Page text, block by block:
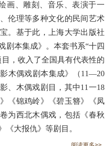
画、雕刻、音乐、表演于一
伦理等多种文化的民间艺术
。基于此，上海大学出版社
剧本集成》。本套书系“十四
，收入了全国具有代表性的
木偶戏剧本集成》（11—20
、木偶戏剧目，其中11一18
《锦鸡岭》《碧玉簪》《凤
为西北木偶戏，包括《春秋
《大报仇》等剧目。